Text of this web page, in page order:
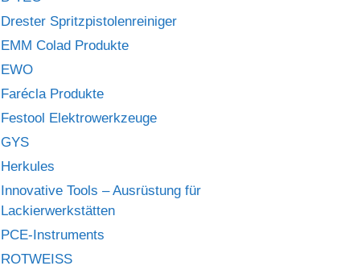
Drester Spritzpistolenreiniger
EMM Colad Produkte
EWO
Farécla Produkte
Festool Elektrowerkzeuge
GYS
Herkules
Innovative Tools – Ausrüstung für
Lackierwerkstätten
PCE-Instruments
ROTWEISS